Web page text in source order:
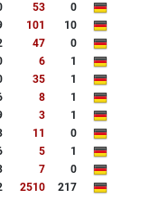
53
0
101
10
47
0
6
1
35
1
8
1
3
1
11
0
5
1
7
0
2510
217